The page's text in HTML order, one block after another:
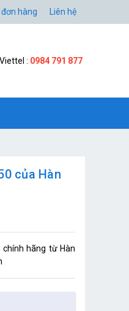
hàng Liên hệ
Viettel : 0984 791 877
của Hàn
chính hãng từ Hàn